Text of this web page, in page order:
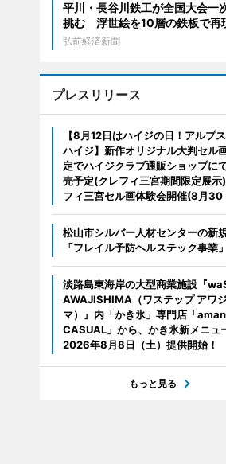
平川・長谷川鉄工が全国大会一
挑む 浮世絵を10層の鉄板で再
弘前経済新聞
プレスリリース
【8月12日はハイジの日！アルプ
ハイジ】新作オリジナル大判セル
定でハイジクラブ通販ショップに
売予定(クレフィ三宮期間限定展示
フィ三宮セル画体験会開催(8月30
松山市シルバー人材センターの新
「フレイル予防ヘルステック事業
淡路島東海岸の大型商業施設『
AWAJISHIMA（ワステップ アワ
マ）』内「かき氷」専門店「
CASUAL」から、かき氷新メニュ
2026年8月8日（土）提供開始！
もっと見る